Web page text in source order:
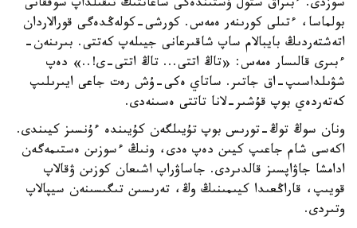
سوزدى. ءبىراق ستول ۇستىندەگى ساعاتتىڭ تىقىلداپ سوققانى
بولماسا، ءتىلى كورىنەر ەمەس. كورشى-كولەڭدەگى قورالاردان
اتەشتەردىڭ بايبالام ساپ شاقىرعانى جيىلەپ كەتتى. بىرىنەن-
ءبىرى قالىسار ەمەس: «تاڭ اتتى... تاڭ اتتى-ى!..» دەپ
شۋىلداسىپ-اق جاتىر. ساتاي ەكى-ۇش رەت جاعى ايىرىلىپ
كەتەردەي بوپ قۇشىر-لانا تاتتى ەسىنەدى.
ونان سوڭ توڭ-تورىس بوپ تۇيىلگەن كۇيىندە ءۇنسىز كيىندى.
اكەسى شام جاعىپ كيىن دەپ ەدى، ونىڭ ءسوزىن ەستىمەگەن
ادامشا جاۋاپسىز قالدىردى. جاساۋراپ اشىعان كوزىن ۋقالاپ
قويىپ، قاراڭعىدا كيىمىنىڭ وڭ، تەرىسىن تىگىسىنەن سيپالاپ
وتىردى.